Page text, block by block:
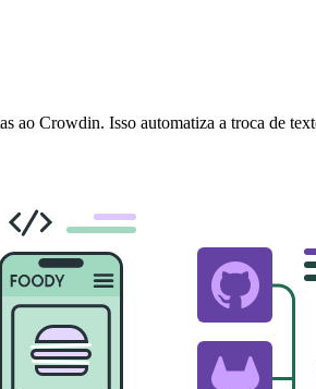
ao Crowdin. Isso automatiza a troca de